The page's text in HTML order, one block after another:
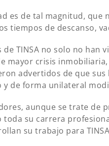
es de tal magnitud,
tiempos de descanso,
de TINSA no solo no han
mayor crisis
advertidos de que sus
de forma unilateral
aunque se trate de
toda su carrera
su trabajo para